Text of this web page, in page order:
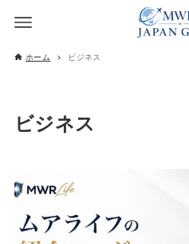
ホーム ビジネス
ビジネス